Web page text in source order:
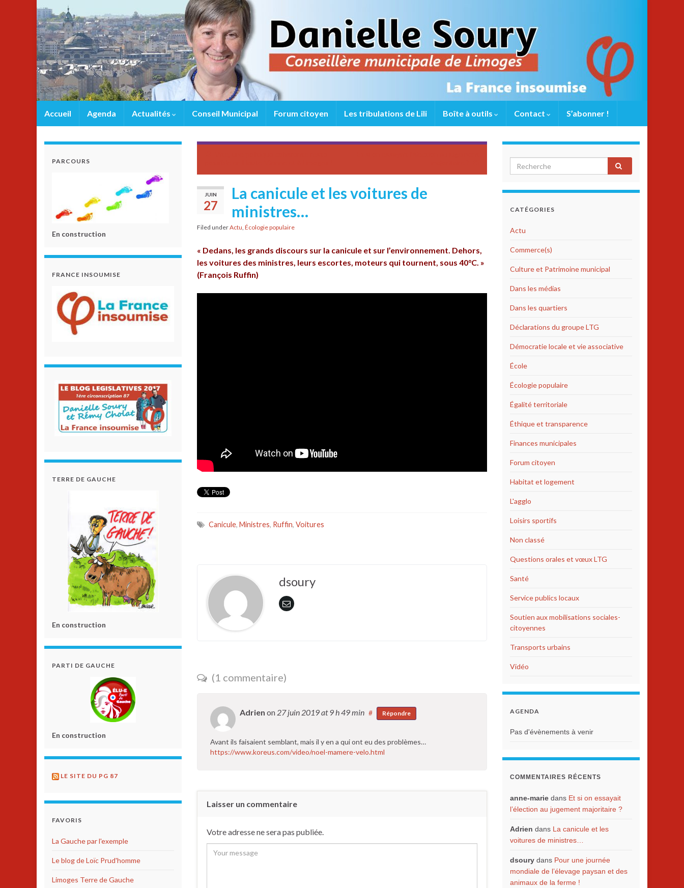
Accueil Agenda Actualités Conseil Municipal Forum citoyen Les tribulations de Lili Boîte à outils Contact S’abonner !
JUIN
27
La canicule et les voitures de
ministres…
Filed underActu, Écologie populaire
« Dedans, les grands discours sur la canicule et sur l’environnement. Dehors,
les voitures des ministres, leurs escortes, moteurs qui tournent, sous 40°C. »
(François Ruffin)
Canicule, Ministres, Ruffin, Voitures
dsoury
(1 commentaire)
Adrien on 27 juin 2019at 9 h 49 min # Répondre
Avant ils faisaient semblant, mais il y en a qui ont eu des problèmes…
https://www.koreus.com/video/noel-mamere-velo.html
Laisser un commentaire
Votre adresse ne sera pas publiée.
PARCOURS
En construction
FRANCE INSOUMISE
TERRE DE GAUCHE
En construction
PARTI DE GAUCHE
En construction
LE SITE DU PG 87
FAVORIS
La Gauche par l'exemple
Le blog de Loïc Prud'homme
Limoges Terre de Gauche
CATÉGORIES
Actu
Commerce(s)
Culture et Patrimoine municipal
Dans les médias
Dans les quartiers
Déclarations du groupe LTG
Démocratie locale et vie associative
École
Écologie populaire
Égalité territoriale
Éthique et transparence
Finances municipales
Forum citoyen
Habitat et logement
L'agglo
Loisirs sportifs
Non classé
Questions orales et vœux LTG
Santé
Service publics locaux
Soutien aux mobilisations sociales-
citoyennes
Transports urbains
Vidéo
AGENDA
Pas d'évènements à venir
COMMENTAIRES RÉCENTS
anne-marie dans Et si on essayait
l’élection au jugement majoritaire ?
Adrien dans La canicule et les
voitures de ministres…
dsoury dans Pour une journée
mondiale de l’élevage paysan et des
animaux de la ferme !